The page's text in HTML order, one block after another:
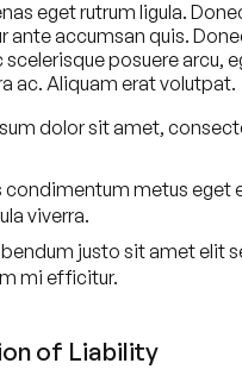
eget rutrum ligula.
ante accumsan quis.
scelerisque posuere arcu,
ac. Aliquam erat volutpat.
dolor sit amet,
condimentum metus eget
viverra.
justo sit amet elit
mi efficitur.
of Liability